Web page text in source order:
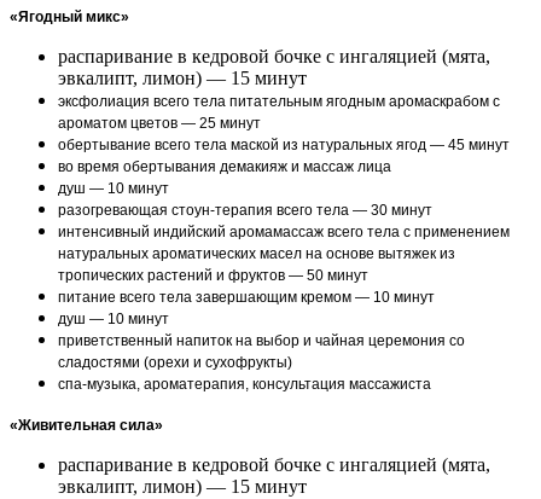
«Ягодный микс»
распаривание в кедровой бочке с ингаляцией (мята,
эвкалипт, лимон) — 15 минут
эксфолиация всего тела питательным ягодным аромаскрабом с
ароматом цветов — 25 минут
обертывание всего тела маской из натуральных ягод — 45 минут
во время обертывания демакияж и массаж лица
душ — 10 минут
разогревающая стоун-терапия всего тела — 30 минут
интенсивный индийский аромамассаж всего тела с применением
натуральных ароматических масел на основе вытяжек из
тропических растений и фруктов — 50 минут
питание всего тела завершающим кремом — 10 минут
душ — 10 минут
приветственный напиток на выбор и чайная церемония со
сладостями (орехи и сухофрукты)
спа-музыка, ароматерапия, консультация массажиста
«Живительная сила»
распаривание в кедровой бочке с ингаляцией (мята,
эвкалипт, лимон) — 15 минут